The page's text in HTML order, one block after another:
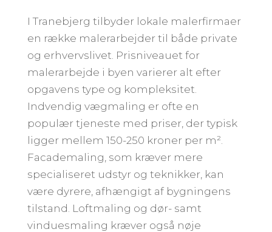
I Tranebjerg tilbyder lokale malerfirmaer
en række malerarbejder til både private
og erhvervslivet. Prisniveauet for
malerarbejde i byen varierer alt efter
opgavens type og kompleksitet.
Indvendig vægmaling er ofte en
populær tjeneste med priser, der typisk
ligger mellem 150-250 kroner per m².
Facademaling, som kræver mere
specialiseret udstyr og teknikker, kan
være dyrere, afhængigt af bygningens
tilstand. Loftmaling og dør- samt
vinduesmaling kræver også nøje